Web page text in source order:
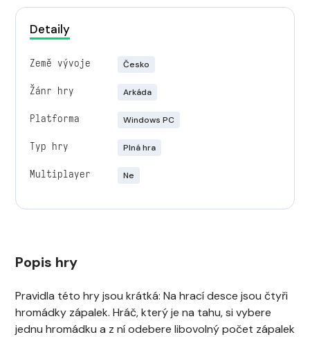
Detaily
Země vývoje Česko
Žánr hry Arkáda
Platforma Windows PC
Typ hry Plná hra
Multiplayer Ne
Popis hry
Pravidla této hry jsou krátká: Na hrací desce jsou čtyři
hromádky zápalek. Hráč, který je na tahu, si vybere
jednu hromádku a z ní odebere libovolný počet zápalek